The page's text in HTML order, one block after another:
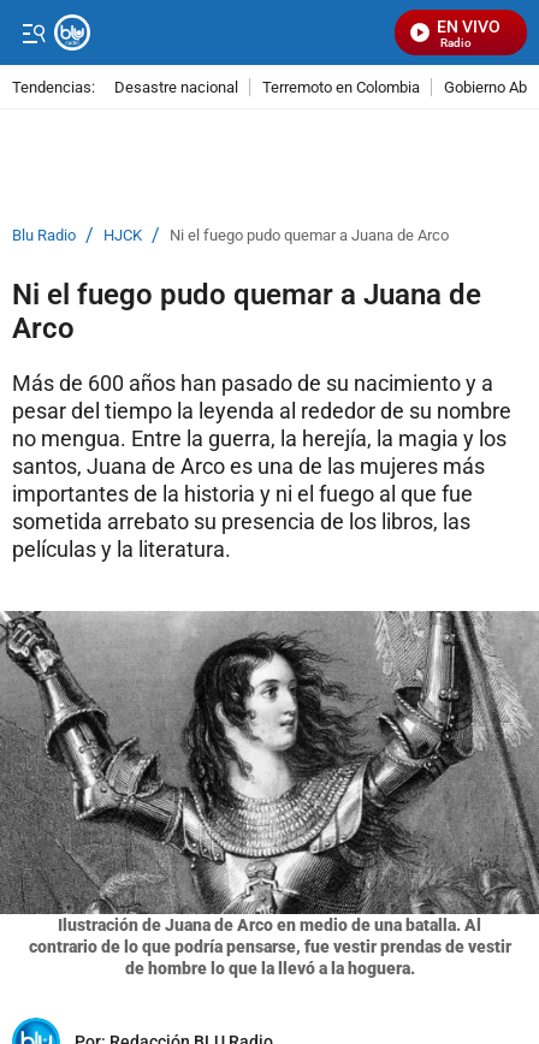
EN VIVO
Señal Visual Radio
Tendencias: Desastre nacional Terremoto en Colombia Gobierno
Blu Radio / HJCK / Ni el fuego pudo quemar a Juana de Arco
Ni el fuego pudo quemar a Juana de
Arco
Más de 600 años han pasado de su nacimiento y a
pesar del tiempo la leyenda al rededor de su nombre
no mengua. Entre la guerra, la herejía, la magia y los
santos, Juana de Arco es una de las mujeres más
importantes de la historia y ni el fuego al que fue
sometida arrebato su presencia de los libros, las
películas y la literatura.
Ilustración de Juana de Arco en medio de una batalla. Al
contrario de lo que podría pensarse, fue vestir prendas de vestir
de hombre lo que la llevó a la hoguera.